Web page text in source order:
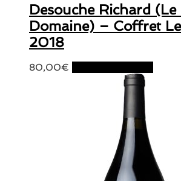
Desouche Richard (Le
Domaine) – Coffret
2018
80,00€